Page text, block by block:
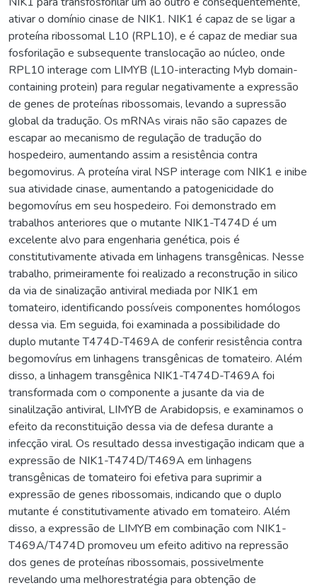
ativar o domínio cinase de NIK1. NIK1 é capaz de se ligar a
proteína ribossomal L10 (RPL10), e é capaz de mediar sua
fosforilação e subsequente translocação ao núcleo, onde
RPL10 interage com LIMYB (L10-interacting Myb domain-
containing protein) para regular negativamente a expressão
de genes de proteínas ribossomais, levando a supressão
global da tradução. Os mRNAs virais não são capazes de
escapar ao mecanismo de regulação de tradução do
hospedeiro, aumentando assim a resistência contra
begomovirus. A proteína viral NSP interage com NIK1 e inibe
sua atividade cinase, aumentando a patogenicidade do
begomovírus em seu hospedeiro. Foi demonstrado em
trabalhos anteriores que o mutante NIK1-T474D é um
excelente alvo para engenharia genética, pois é
constitutivamente ativada em linhagens transgênicas. Nesse
trabalho, primeiramente foi realizado a reconstrução in silico
da via de sinalização antiviral mediada por NIK1 em
tomateiro, identificando possíveis componentes homólogos
dessa via. Em seguida, foi examinada a possibilidade do
duplo mutante T474D-T469A de conferir resistência contra
begomovírus em linhagens transgênicas de tomateiro. Além
disso, a linhagem transgênica NIK1-T474D-T469A foi
transformada com o componente a jusante da via de
sinalilzação antiviral, LIMYB de Arabidopsis, e examinamos o
efeito da reconstituição dessa via de defesa durante a
infecção viral. Os resultado dessa investigação indicam que a
expressão de NIK1-T474D/T469A em linhagens
transgênicas de tomateiro foi efetiva para suprimir a
expressão de genes ribossomais, indicando que o duplo
mutante é constitutivamente ativado em tomateiro. Além
disso, a expressão de LIMYB em combinação com NIK1-
T469A/T474D promoveu um efeito aditivo na repressão
dos genes de proteínas ribossomais, possivelmente
revelando uma melhorestratégia para obtenção de